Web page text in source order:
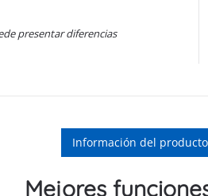
presentar diferencias
Información del producto
Mejores